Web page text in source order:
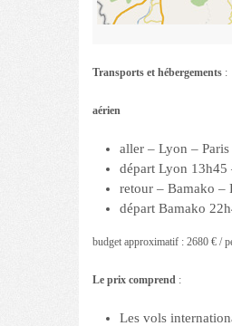
Transports et hébergements :
aérien
aller – Lyon –
départ Lyon
retour – Bamako –
départ Bamako
budget approximatif : 2680 € /
Le prix comprend :
Les vols